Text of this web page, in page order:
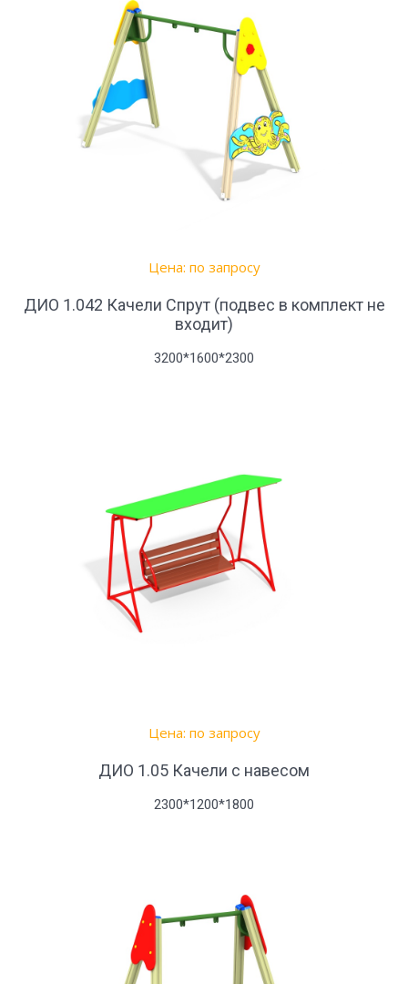
Цена: по запросу
ДИО 1.042 Качели Спрут (подвес в комплект не
входит)
3200*1600*2300
Цена: по запросу
ДИО 1.05 Качели с навесом
2300*1200*1800